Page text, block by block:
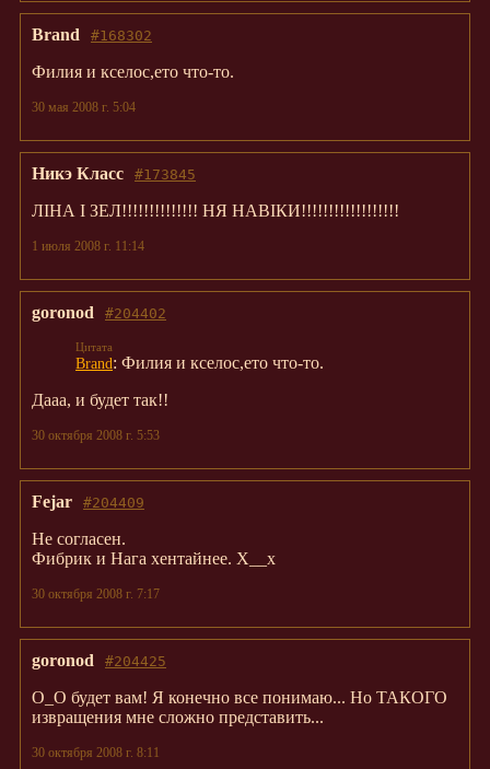
#168302
Brand
Филия и кселос,ето что-то.
30 мая 2008 г. 5:04
#173845
Никэ Класс
ЛІНА І ЗЕЛ!!!!!!!!!!!!!! НЯ НАВІКИ!!!!!!!!!!!!!!!!!!
1 июля 2008 г. 11:14
#204402
goronod
Brand : Филия и кселос,ето что-то.
Дааа, и будет так!!
30 октября 2008 г. 5:53
#204409
Fejar
Не согласен.
Фибрик и Нага хентайнее. Х__х
30 октября 2008 г. 7:17
#204425
goronod
О_О будет вам! Я конечно все понимаю... Но ТАКОГО
извращения мне сложно представить...
30 октября 2008 г. 8:11